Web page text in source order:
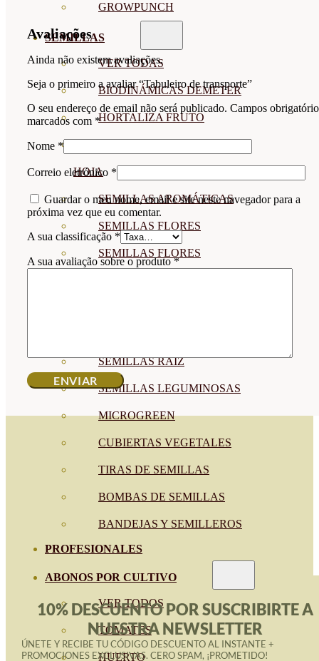
GROWPUNCH
SEMILLAS
VER TODAS
BIODINÁMICAS DEMETER
HORTALIZA FRUTO
HOJA
SEMILLAS AROMÁTICAS
SEMILLAS FLORES
SEMILLAS FLORES
SEMILLAS RAÍZ
SEMILLAS LEGUMINOSAS
MICROGREEN
CUBIERTAS VEGETALES
TIRAS DE SEMILLAS
BOMBAS DE SEMILLAS
BANDEJAS Y SEMILLEROS
PROFESIONALES
ABONOS POR CULTIVO
VER TODOS
TOMATES
HUERTO
Avaliações
Ainda não existem avaliações.
Seja o primeiro a avaliar “Tabuleiro de transporte”
O seu endereço de email não será publicado. Campos
marcados com *
Nome *
Correio eletrónico *
Guardar o meu nome, email e site neste navegador para a
próxima vez que eu comentar.
A sua classificação *
A sua avaliação sobre o produto*
10% DESCUENTO POR SUSCRIBIRTE A
NUESTRA NEWSLETTER
ÚNETE Y RECIBE TU CÓDIGO DESCUENTO AL INSTANTE +
PROMOCIONES EXCLUSIVAS. CERO SPAM, ¡PROMETIDO!